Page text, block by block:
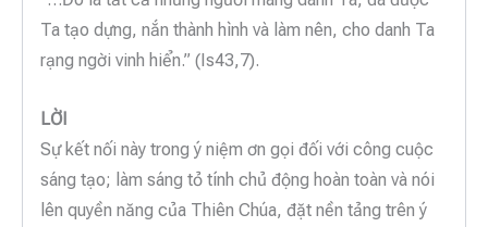
Ta tạo dựng, nắn thành hình và làm nên, cho danh Ta
rạng ngời vinh hiển.” (Is43,7).
LỜI
Sự kết nối này trong ý niệm ơn gọi đối với công cuộc
sáng tạo; làm sáng tỏ tính chủ động hoàn toàn và nói
lên quyền năng của Thiên Chúa, đặt nền tảng trên ý